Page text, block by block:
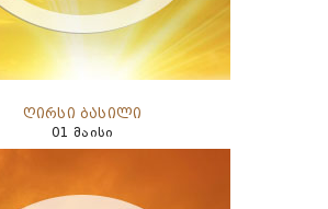
ღირსი ბასილი
01 მაისი